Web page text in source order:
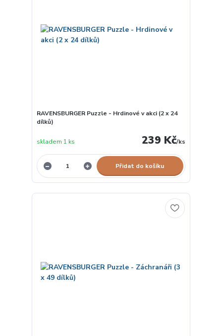
RAVENSBURGER Puzzle - Hrdinové v akci (2 x 24
dílků)
239 Kč/ks
skladem 1 ks
Přidat do košíku